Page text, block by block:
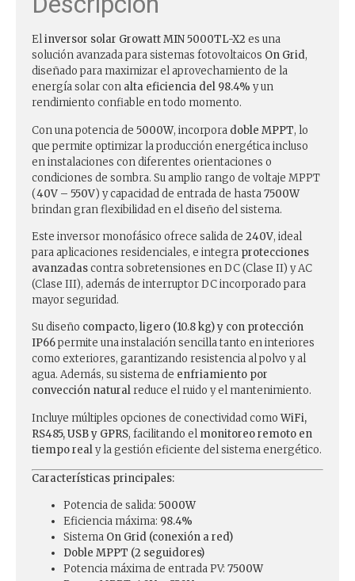
Elinversor solar Growatt MIN 5000TL-X2 es una
solución avanzada para sistemas fotovoltaicos On Grid,
diseñado para maximizar el aprovechamiento de la
energía solar con alta eficiencia del 98.4% y un
rendimiento confiable en todo momento.
Con una potencia de 5000W, incorpora doble MPPT, lo
que permite optimizar la producción energética incluso
en instalaciones con diferentes orientaciones o
condiciones de sombra. Su amplio rango de voltaje MPPT
(40V – 550V) y capacidad de entrada de hasta7500W
brindan gran flexibilidad en el diseño del sistema.
Este inversor monofásico ofrece salida de 240V, ideal
para aplicaciones residenciales, e integra protecciones
avanzadascontra sobretensiones en DC (Clase II) y AC
(Clase III), además de interruptor DC incorporado para
mayor seguridad.
Su diseño compacto, ligero (10.8 kg) y con protección
IP66permite una instalación sencilla tanto en interiores
como exteriores, garantizando resistencia al polvo y al
agua. Además, su sistema de enfriamiento por
convección naturalreduce el ruido y el mantenimiento.
Incluye múltiples opciones de conectividad comoWiFi,
RS485, USB y GPRS, facilitando elmonitoreo remoto en
tiempo realy la gestión eficiente del sistema energético.
Características principales:
Potencia de salida: 5000W
Eficiencia máxima: 98.4%
Sistema On Grid (conexión a red)
Doble MPPT (2 seguidores)
Potencia máxima de entrada PV: 7500W